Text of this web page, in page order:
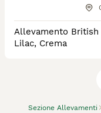
Sezione Allevamenti
Allevamento British
Lilac, Crema